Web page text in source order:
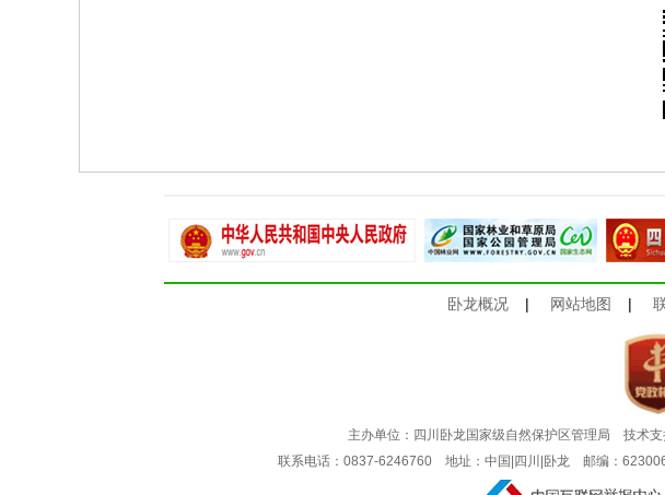
卧龙概况 | 网站地图 |
主办单位：四川卧龙国家级自然保护区管理局 技术
联系电话：0837-6246760 地址：中国|四川|卧龙 邮编：